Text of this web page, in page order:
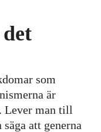
som
är
Lever man till
att generna